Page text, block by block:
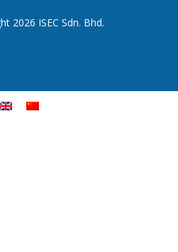
2026 ISEC Sdn. Bhd.